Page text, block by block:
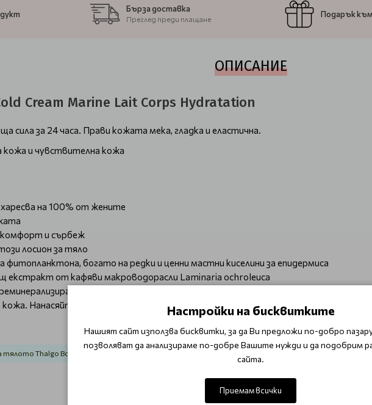
Бърза доставка
Преглед преди плащане
Подарък
ОПИСАНИЕ
Cream Marine Lait Corps Hydratation
сила за 24 часа. Прави кожата мека, гладка и еластична.
кожа и чувствителна кожа
на 100% от жените
и сърбеж
лосион за тяло
богато на редки и ценни мастни киселини за епидермиса
екстракт от кафяви макроводорасли Laminaria ochroleuca
вода за красота.
Нанасяйте толкова често, колкото е необходимо, като обръщате особено
тялото Thalgo Body Care
Настройки на бисквитките
Нашият сайт използва бисквитки, за да Ви предложи по-добро
позволяват да анализираме по-добре Вашите нужди и да подобрим
сайта.
Приемам всички